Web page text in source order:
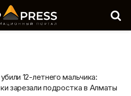
12-летнего мальчика:
зарезали подростка в Алматы